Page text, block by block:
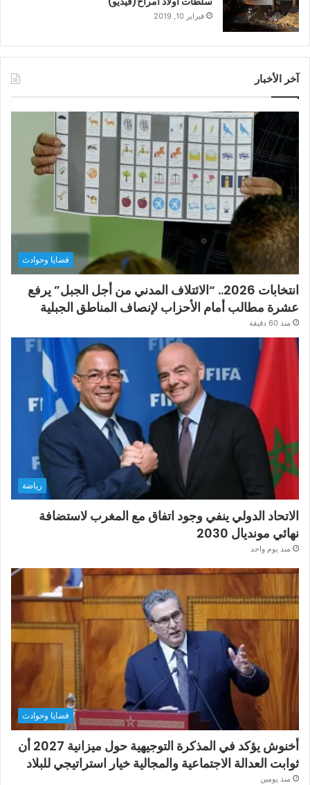
فبراير 10, 2019
آخر الأخبار
قضايا وحوادث
انتخابات 2026.. “الائتلاف المدني من أجل الجبل” يرفع
عشرة مطالب أمام الأحزاب لإنصاف المناطق الجبلية
منذ 60 دقيقة
رياضة
الاتحاد الدولي ينفي وجود اتفاق مع المغرب لاستضافة
نهائي مونديال 2030
منذ يوم واحد
قضايا وحوادث
أخنوش يؤكد في المذكرة التوجيهية حول ميزانية 2027 أن
ثوابت العدالة الاجتماعية والمجالية خيار استراتيجي للبلاد
منذ يومين